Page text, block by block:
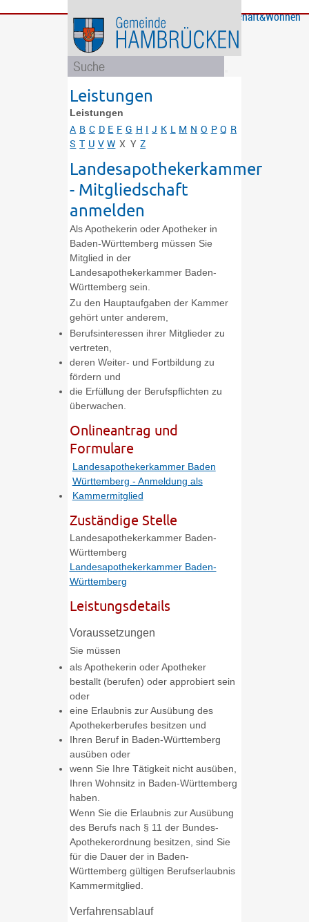
Bürgerservice
GemeindeBildung
und
Soziales
Rathaus
und
Politik
Wirtschaft&Wohnen
Leistungen
Leistungen
A B C D E F G H I J K L M N O P Q R
S T U V W X Y Z
Landesapothekerkammer
- Mitgliedschaft
anmelden
Als Apothekerin oder Apotheker in
Baden-Württemberg müssen Sie
Mitglied in der
Landesapothekerkammer Baden-
Württemberg sein.
Zu den Hauptaufgaben der Kammer
gehört unter anderem,
Berufsinteressen ihrer Mitglieder zu
vertreten,
deren Weiter- und Fortbildung zu
fördern und
die Erfüllung der Berufspflichten zu
überwachen.
Onlineantrag und
Formulare
Landesapothekerkammer Baden
Württemberg - Anmeldung als
Kammermitglied
Zuständige Stelle
Landesapothekerkammer Baden-
Württemberg
Landesapothekerkammer Baden-
Württemberg
Leistungsdetails
Voraussetzungen
Sie müssen
als Apothekerin oder Apotheker
bestallt (berufen) oder approbiert sein
oder
eine Erlaubnis zur Ausübung des
Apothekerberufes besitzen und
Ihren Beruf in Baden-Württemberg
ausüben oder
wenn Sie Ihre Tätigkeit nicht ausüben,
Ihren Wohnsitz in Baden-Württemberg
haben.
Wenn Sie die Erlaubnis zur Ausübung
des Berufs nach § 11 der Bundes-
Apothekerordnung besitzen, sind Sie
für die Dauer der in Baden-
Württemberg gültigen Berufserlaubnis
Kammermitglied.
Verfahrensablauf